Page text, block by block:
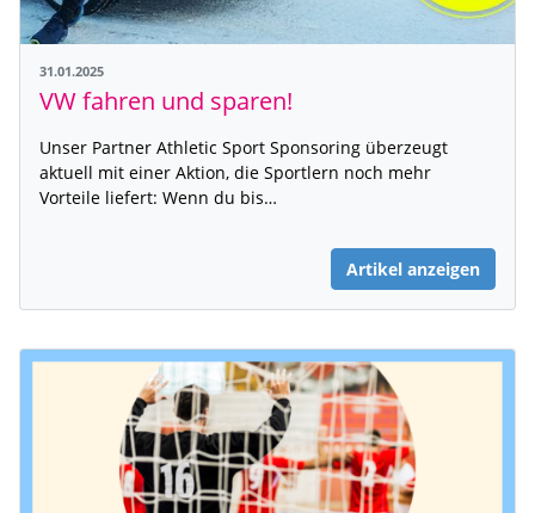
31.01.2025
VW fahren und sparen!
Unser Partner Athletic Sport Sponsoring überzeugt
aktuell mit einer Aktion, die Sportlern noch mehr
Vorteile liefert: Wenn du bis…
Artikel anzeigen